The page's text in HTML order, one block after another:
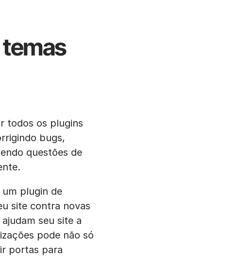
todos os plugins
bugs,
questões de
plugin de
site contra novas
seu site a
pode não só
portas para